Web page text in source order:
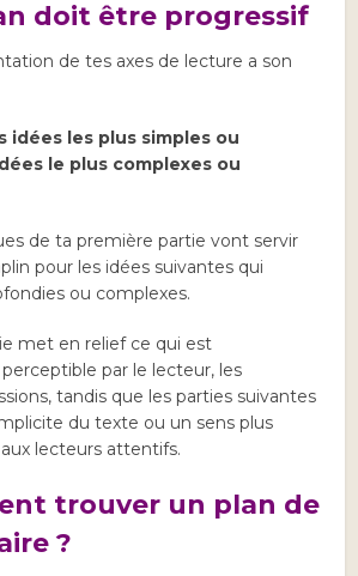
doit être progressif
de tes axes de lecture a son
idées les plus simples ou
le plus complexes ou
de ta première partie vont servir
pour les idées suivantes qui
ou complexes.
met en relief ce qui est
par le lecteur, les
tandis que les parties suivantes
du texte ou un sens plus
lecteurs attentifs.
trouver un plan de
?